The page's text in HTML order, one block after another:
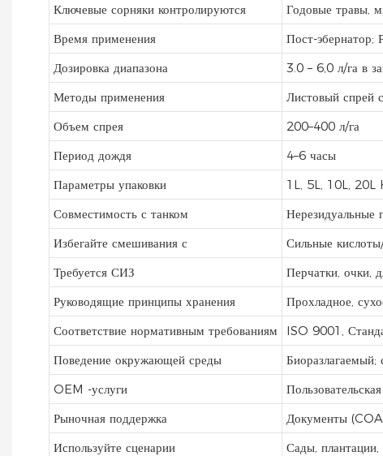
Ключевые сорняки контролируются
Годовые травы,
Время применения
Пост-эбернатор;
Дозировка диапазона
3.0 – 6,0 л/га в
Методы применения
Листовый спрей
Объем спрея
200–400 л/га
Период дождя
4–6 часы
Параметры упаковки
1L, 5L, 10L, 20L
Совместимость с танком
Нерезидуальные
Избегайте смешивания с
Сильные
Требуется СИЗ
Перчатки, очки,
Руководящие принципы хранения
Прохладное,
Соответствие нормативным требованиям
ISO 9001,
Поведение окружающей среды
Биоразлагаемый;
OEM -услуги
Рыночная поддержка
Документы
Используйте сценарии
Сады,